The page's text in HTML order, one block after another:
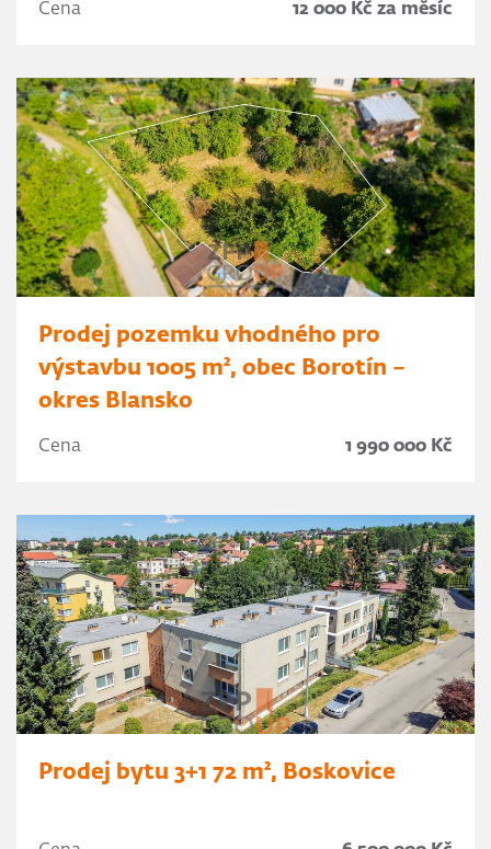
Cena 12 000 Kč za měsíc
Prodej pozemku vhodného pro
výstavbu 1005 m², obec Borotín –
okres Blansko
Cena 1 990 000 Kč
Prodej bytu 3+1 72 m², Boskovice